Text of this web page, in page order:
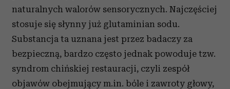
naturalnych walorów sensorycznych. Najczęściej
stosuje się słynny już glutaminian sodu.
Substancja ta uznana jest przez badaczy za
bezpieczną, bardzo często jednak powoduje tzw.
syndrom chińskiej restauracji, czyli zespół
objawów obejmujący m.in. bóle i zawroty głowy,